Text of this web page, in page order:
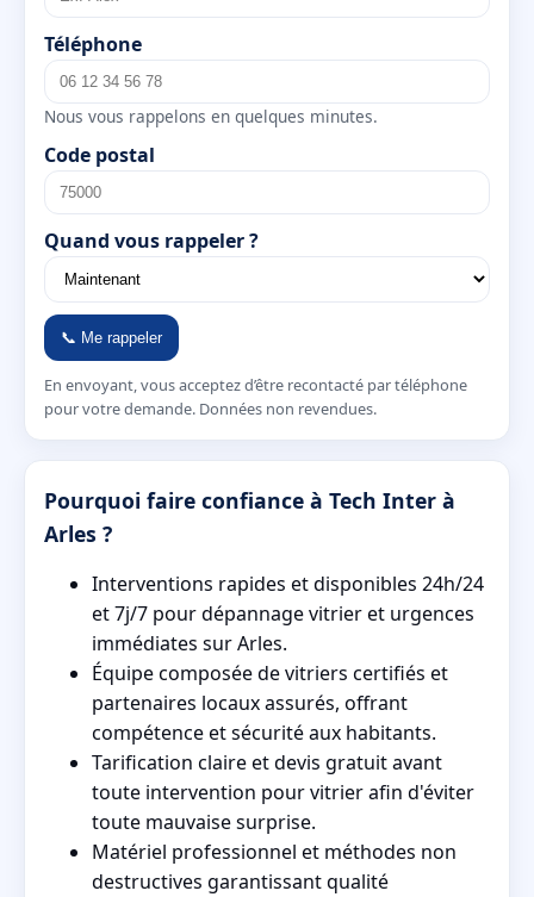
Téléphone
Nous vous rappelons en quelques minutes.
Code postal
Quand vous rappeler ?
📞 Me rappeler
En envoyant, vous acceptez d’être recontacté par téléphone
pour votre demande. Données non revendues.
Pourquoi faire confiance à Tech Inter à
Arles ?
Interventions rapides et disponibles 24h/24
et 7j/7 pour dépannage vitrier et urgences
immédiates sur Arles.
Équipe composée de vitriers certifiés et
partenaires locaux assurés, offrant
compétence et sécurité aux habitants.
Tarification claire et devis gratuit avant
toute intervention pour vitrier afin d'éviter
toute mauvaise surprise.
Matériel professionnel et méthodes non
destructives garantissant qualité